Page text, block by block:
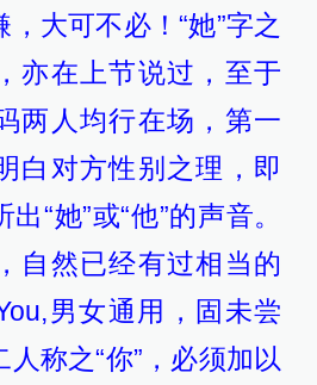
大可不必！“她”字之
亦在上节说过，至于
两人均行在场，第一
白对方性别之理，即
“她”或“他”的声音。
自然已经有过相当的
男女通用，固未尝
称之“你”，必须加以